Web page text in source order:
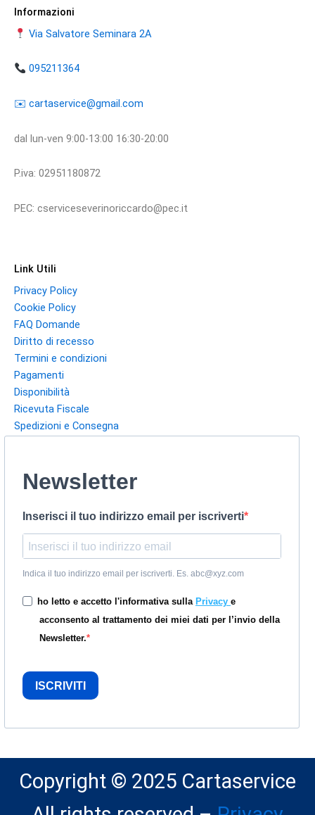
Informazioni
Via Salvatore Seminara 2A
095211364
​​✉️ ​cartaservice@gmail.com
dal lun-ven 9:00-13:00 16:30-20:00
P.iva: 02951180872
PEC: cserviceseverinoriccardo@pec.it
Link Utili
Privacy Policy
Cookie Policy
FAQ Domande
Diritto di recesso
Termini e condizioni
Pagamenti
Disponibilità
Ricevuta Fiscale
Spedizioni e Consegna
Newsletter
Inserisci il tuo indirizzo email per iscriverti
Indica il tuo indirizzo email per iscriverti. Es. abc@xyz.com
ho letto e accetto l'informativa sulla Privacy e
acconsento al trattamento dei miei dati per l’invio della
Newsletter.
ISCRIVITI
Copyright © 2025 Cartaservice